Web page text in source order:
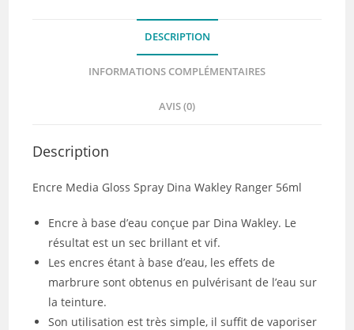
DESCRIPTION
INFORMATIONS COMPLÉMENTAIRES
AVIS (0)
Description
Encre Media Gloss Spray Dina Wakley Ranger 56ml
Encre à base d’eau conçue par Dina Wakley. Le
résultat est un sec brillant et vif.
Les encres étant à base d’eau, les effets de
marbrure sont obtenus en pulvérisant de l’eau sur
la teinture.
Son utilisation est très simple, il suffit de vaporiser